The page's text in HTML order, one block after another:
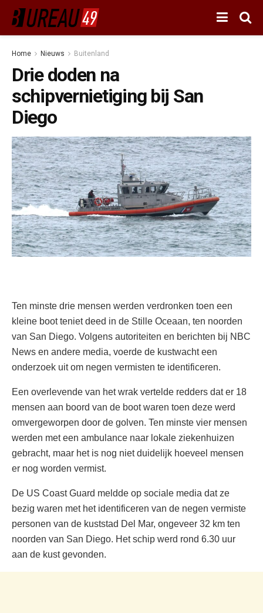
Home Nieuws Buitenland
Drie doden na
schipvernietiging bij San
Diego
Ten minste drie mensen werden verdronken toen een
kleine boot teniet deed in de Stille Oceaan, ten noorden
van San Diego. Volgens autoriteiten en berichten bij NBC
News en andere media, voerde de kustwacht een
onderzoek uit om negen vermisten te identificeren.
Een overlevende van het wrak vertelde redders dat er 18
mensen aan boord van de boot waren toen deze werd
omvergeworpen door de golven. Ten minste vier mensen
werden met een ambulance naar lokale ziekenhuizen
gebracht, maar het is nog niet duidelijk hoeveel mensen
er nog worden vermist.
De US Coast Guard meldde op sociale media dat ze
bezig waren met het identificeren van de negen vermiste
personen van de kuststad Del Mar, ongeveer 32 km ten
noorden van San Diego. Het schip werd rond 6.30 uur
aan de kust gevonden.